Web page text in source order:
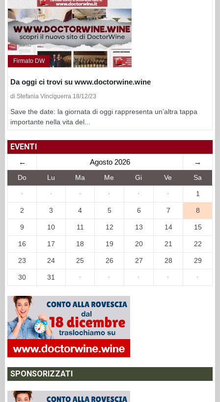
Firmato DW
Da oggi ci trovi su www.doctorwine.wine
di Stefania Vinciguerra 18/12/23
Save the date: la giornata di oggi rappresenta un’altra tappa
importante nella vita del...
EVENTI
← Agosto 2026 →
Do Lu Ma Me Gi Ve Sa
· · · · · · 1
2 3 4 5 6 7 8
9 10 11 12 13 14 15
16 17 18 19 20 21 22
23 24 25 26 27 28 29
30 31 · · · · ·
SPONSORIZZATI